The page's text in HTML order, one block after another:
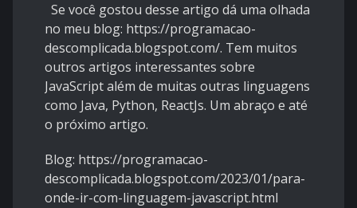
Se você gostou desse artigo dá uma olhada
no meu blog: https://programacao-
descomplicada.blogspot.com/. Tem muitos
outros artigos interessantes sobre
JavaScript além de muitas outras linguagens
como Java, Python, ReactJs. Um abraço e até
o próximo artigo.
Blog: https://programacao-
descomplicada.blogspot.com/2023/01/para-
onde-ir-com-linguagem-javascript.html